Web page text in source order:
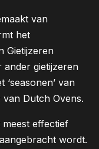
van
het
Gietijzeren
gietijzeren
van
Dutch Ovens.
meest effectief
wordt.